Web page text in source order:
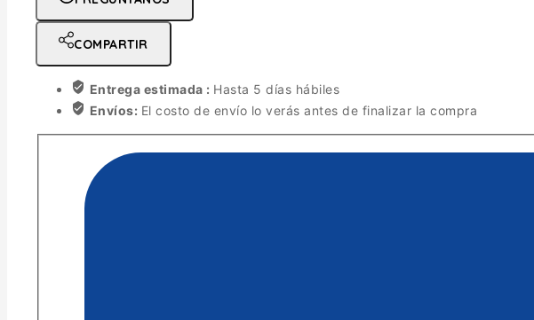
COMPARTIR
Entrega estimada : Hasta 5 días hábiles
Envíos: El costo de envío lo verás antes de finalizar la compra